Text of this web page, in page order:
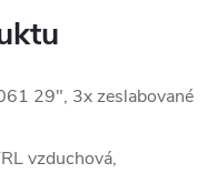
29", 3x zeslabované
vzduchová,